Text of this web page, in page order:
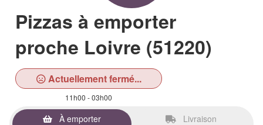
Pizzas à emporter
proche Loivre (51220)
Actuellement fermé...
11h00 - 03h00
À emporter Livraison